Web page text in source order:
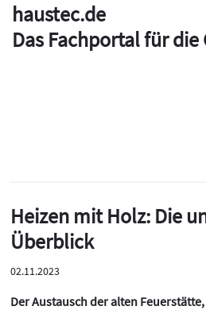
haustec.de
Das Fachportal für
Heizen mit Holz: Die
Überblick
02.11.2023
Der Austausch der alten